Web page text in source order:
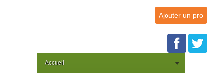
Ajouter un pro
Accueil